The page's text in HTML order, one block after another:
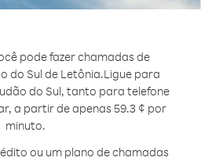
pode fazer chamadas de
do Sul de Letônia.Ligue para
do Sul, tanto para telefone
a partir de apenas 59.3 ¢ por
minuto.
ou um plano de chamadas